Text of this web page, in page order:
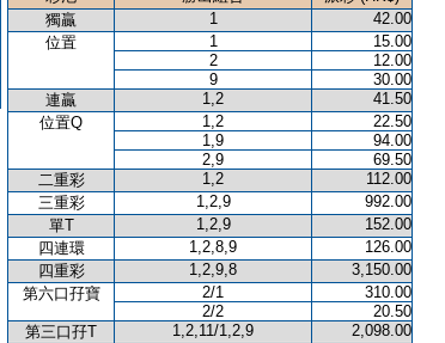
獨贏
1
42.00
位置
1
15.00
2
12.00
9
30.00
連贏
1,2
41.50
位置Q
1,2
22.50
1,9
94.00
2,9
69.50
二重彩
1,2
112.00
三重彩
1,2,9
992.00
單T
1,2,9
152.00
四連環
1,2,8,9
126.00
四重彩
1,2,9,8
3,150.00
第六口孖寶
2/1
310.00
2/2
20.50
第三口孖T
1,2,11/1,2,9
2,098.00